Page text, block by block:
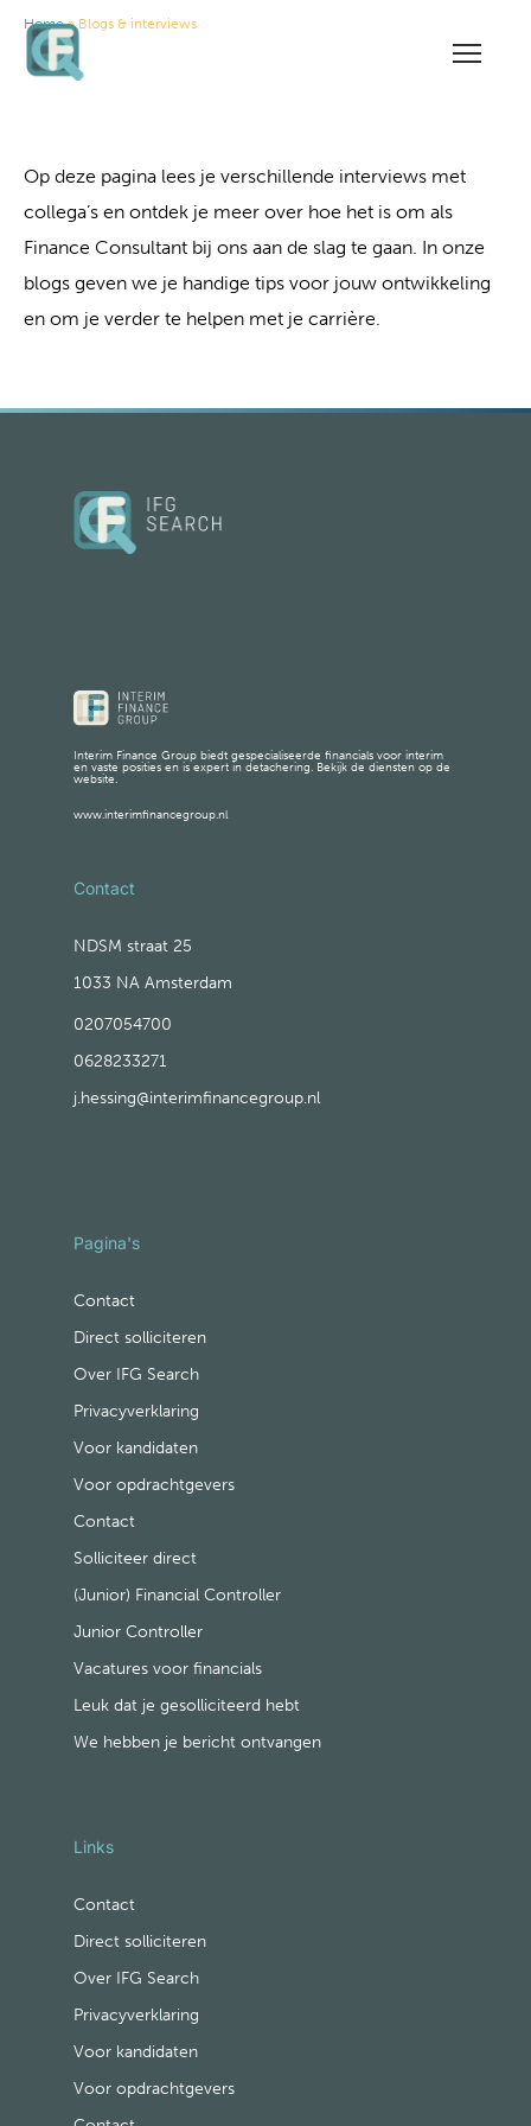
Home» Blogs & interviews
Blogs & interviews
Op deze pagina lees je verschillende interviews met
collega’s en ontdek je meer over hoe het is om als
Finance Consultant bij ons aan de slag te gaan. In onze
blogs geven we je handige tips voor jouw ontwikkeling
en om je verder te helpen met je carrière.
Interim Finance Group biedt gespecialiseerde financials voor interim
en vaste posities en is expert in detachering. Bekijk de diensten op de
website.
www.interimfinancegroup.nl
Contact
NDSM straat 25
1033 NA Amsterdam
0207054700
0628233271
j.hessing@interimfinancegroup.nl
Pagina's
Contact
Direct solliciteren
Over IFG Search
Privacyverklaring
Voor kandidaten
Voor opdrachtgevers
Contact
Solliciteer direct
(Junior) Financial Controller
Junior Controller
Vacatures voor financials
Leuk dat je gesolliciteerd hebt
We hebben je bericht ontvangen
Links
Contact
Direct solliciteren
Over IFG Search
Privacyverklaring
Voor kandidaten
Voor opdrachtgevers